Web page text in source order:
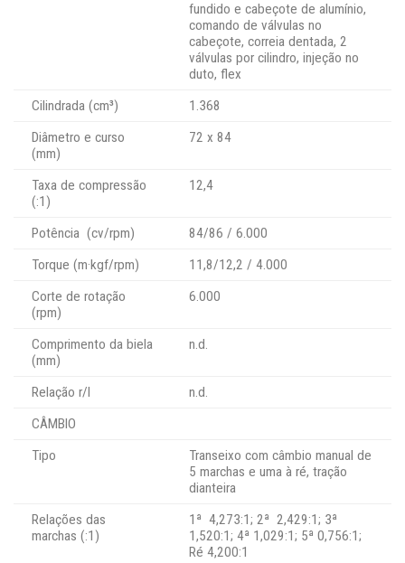
fundido e cabeçote de alumínio,
comando de válvulas no
cabeçote, correia dentada, 2
válvulas por cilindro, injeção no
duto, flex
Cilindrada (cm³)
1.368
Diâmetro e curso
(mm)
72 x 84
Taxa de compressão
(:1)
12,4
Potência (cv/rpm)
84/86 / 6.000
Torque (m·kgf/rpm)
11,8/12,2 / 4.000
Corte de rotação
(rpm)
6.000
Comprimento da biela
(mm)
n.d.
Relação r/l
n.d.
CÂMBIO
Tipo
Transeixo com câmbio manual de
5 marchas e uma à ré, tração
dianteira
Relações das
marchas (:1)
1ª 4,273:1; 2ª 2,429:1; 3ª
1,520:1; 4ª 1,029:1; 5ª 0,756:1;
Ré 4,200:1